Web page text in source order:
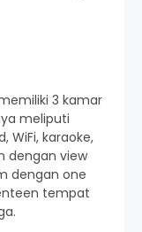
3 kamar
meliputi
WiFi, karaoke,
dengan view
dengan one
tempat